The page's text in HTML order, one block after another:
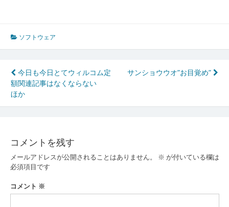
ソフトウェア
投
稿
ナ
ゲ
ー
シ
ョ
今日も今日とてウィルコム定
額関連記事はなくならない
ほか
サンショウウオ”お目覚め”
コメントを残す
メールアドレスが公開されることはありません。 ※ が付いている欄は
必須項目です
コメント ※